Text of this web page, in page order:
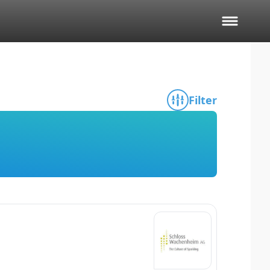
Filter